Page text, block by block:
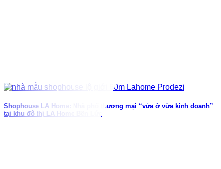
Shophouse LA Home: Nhà phố thương mại “vừa ở vừa kinh doanh”
tại khu đô thị LA Home Bến Lức